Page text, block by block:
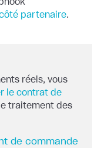
partenaire.
réels, vous
le contrat de
traitement des
de commande